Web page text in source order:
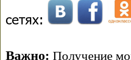
сетях:
Важно: Получение